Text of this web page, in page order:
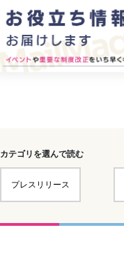
カテゴリを選んで読む
プレスリリース